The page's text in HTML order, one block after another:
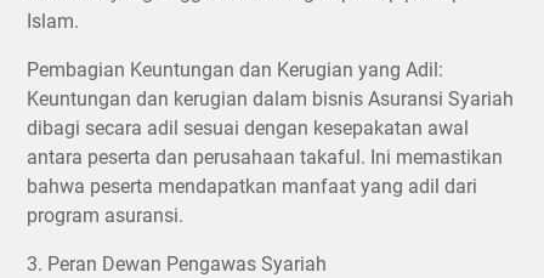
Islam.
Pembagian Keuntungan dan Kerugian yang Adil:
Keuntungan dan kerugian dalam bisnis Asuransi Syariah
dibagi secara adil sesuai dengan kesepakatan awal
antara peserta dan perusahaan takaful. Ini memastikan
bahwa peserta mendapatkan manfaat yang adil dari
program asuransi.
3. Peran Dewan Pengawas Syariah